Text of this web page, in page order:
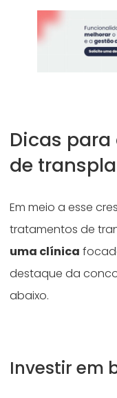
Dicas
de
Em meio a esse
tratamentos de
uma clínica
destaque da
abaixo.
Investir em